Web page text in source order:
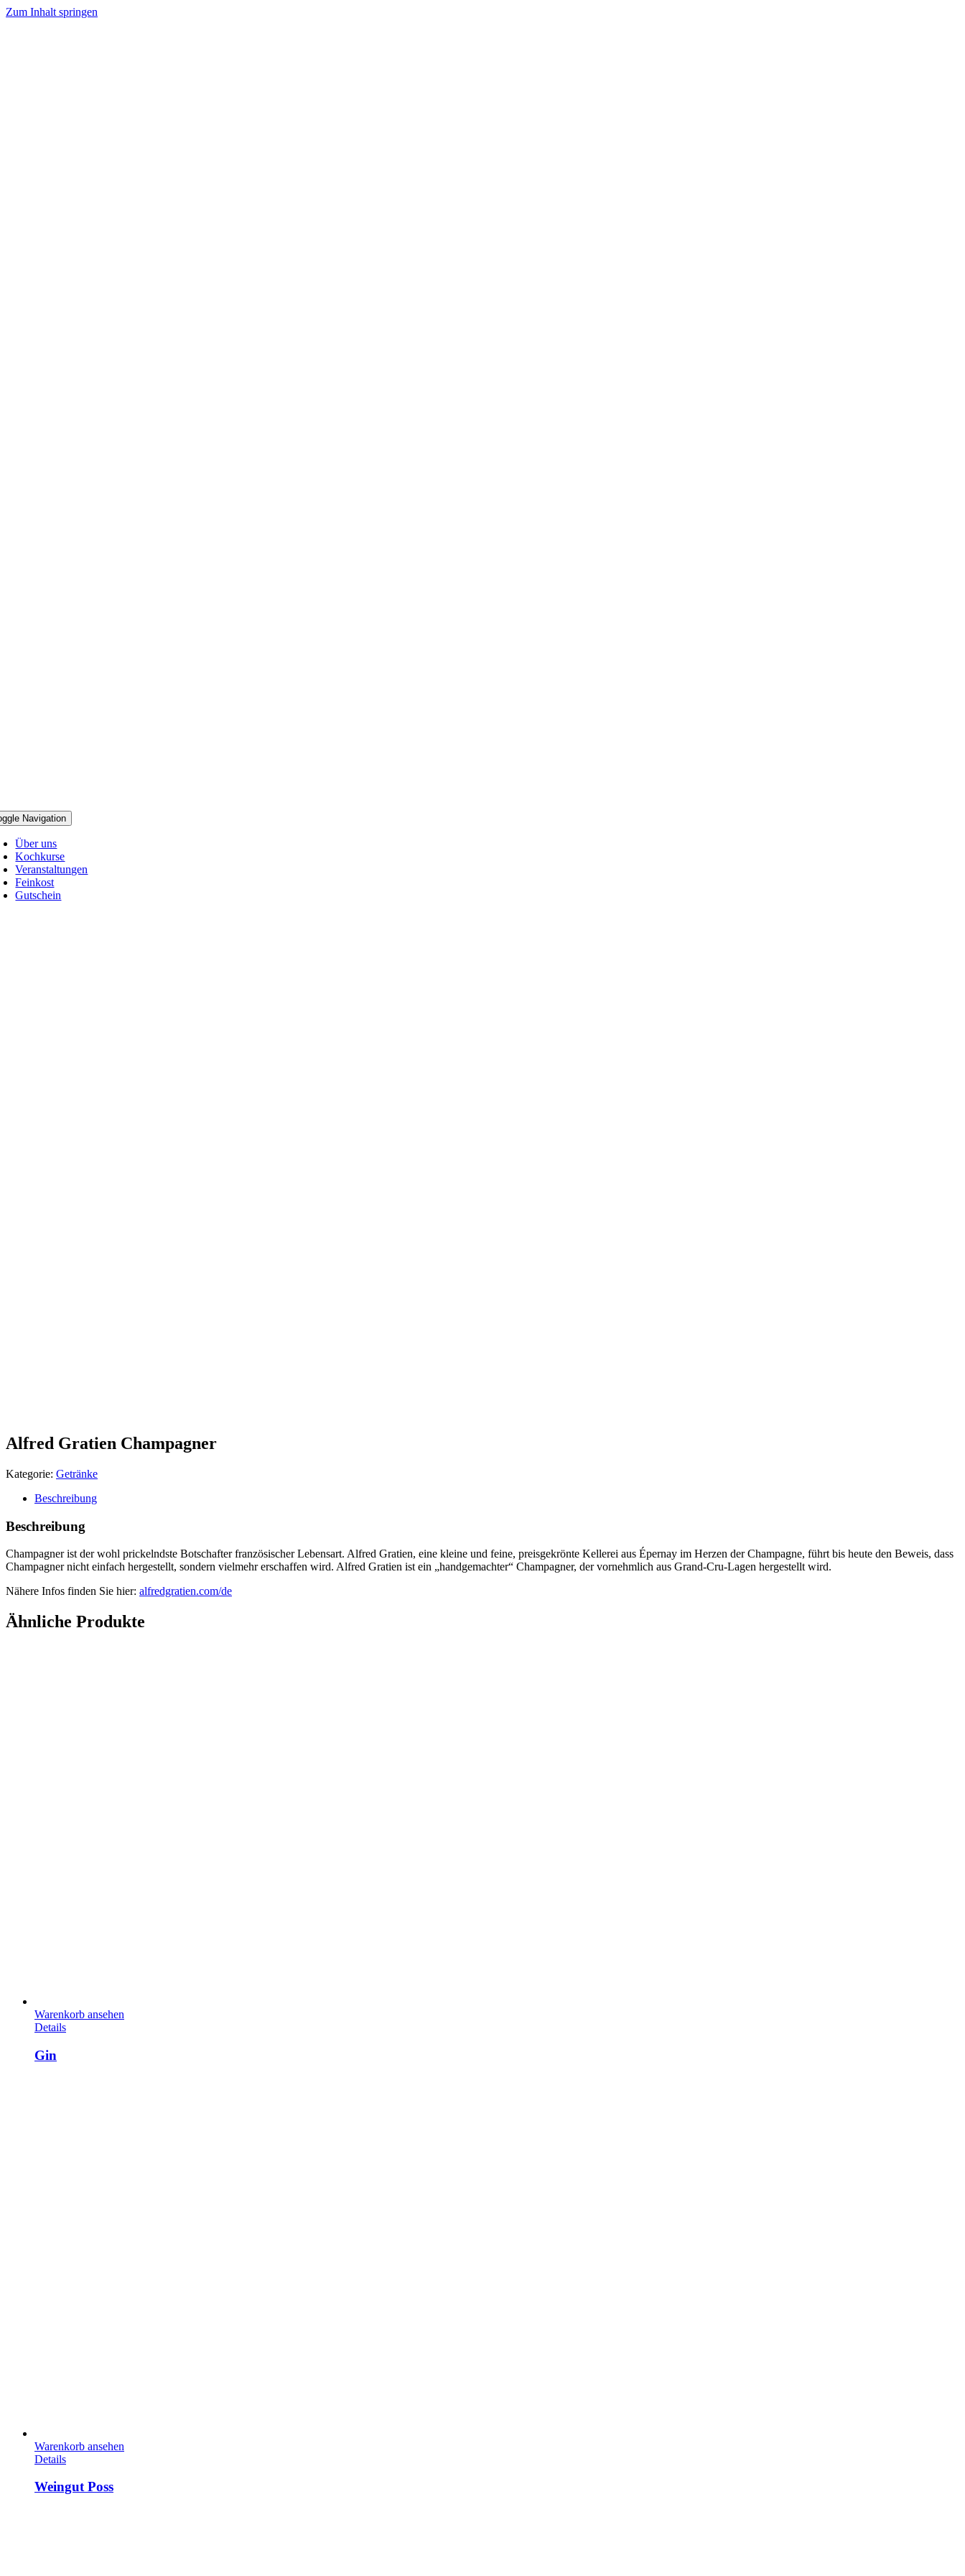
Zum Inhalt springen
Navigation
Über uns
Kochkurse
Veranstaltungen
Feinkost
Gutschein
Alfred Gratien Champagner
Kategorie: Getränke
Beschreibung
Beschreibung
Champagner ist der wohl prickelndste Botschafter französischer Lebensart. Alfred Gratien, eine kleine und feine, preisgekrönte Kellerei aus Épernay im Herzen der Champagne, führt bis heute den Beweis, dass
Champagner nicht einfach hergestellt, sondern vielmehr erschaffen wird. Alfred Gratien ist ein „handgemachter“ Champagner, der vornehmlich aus Grand-Cru-Lagen hergestellt wird.
Nähere Infos finden Sie hier: alfredgratien.com/de
Ähnliche Produkte
Warenkorb ansehen
Details
Gin
Warenkorb ansehen
Details
Weingut Poss